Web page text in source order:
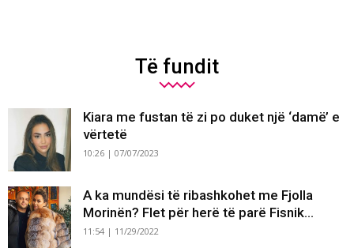
Të fundit
Kiara me fustan të zi po duket një ‘damë’ e
vërtetë
10:26 | 07/07/2023
A ka mundësi të ribashkohet me Fjolla
Morinën? Flet për herë të parë Fisnik...
11:54 | 11/29/2022